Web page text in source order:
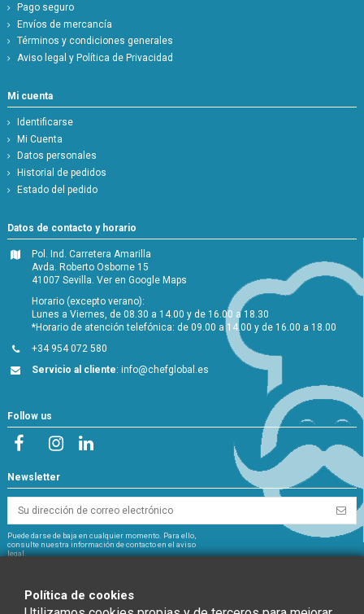
Pago seguro
Envíos de mercancía
Términos y condiciones generales
Aviso legal y Política de Privacidad
Mi cuenta
Identificarse
Mi Cuenta
Datos personales
Historial de pedidos
Estado del pedido
Datos de contacto y horario
Pol. Ind. Carretera Amarilla
Avda. Roberto Osborne 15
41007 Sevilla.Ver en Google Maps
Horario (excepto verano):
Lunes a Viernes, de 08.30 a 14.00 y de 16.00 a 18.30
*Horario de atención telefónica: de 09.00 a 14.00 y de 16.00 a 18.00
+34 954 072 580
Servicio al cliente:info@chefglobal.es
Follow us
Newsletter
Puede darse de baja en cualquier momento. Para ello,
consulte nuestra información de contacto en el aviso
legal.
Política de cookies